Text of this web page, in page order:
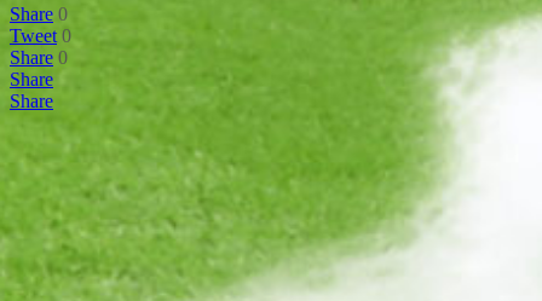
Share 0
Tweet 0
Share 0
Share
Share